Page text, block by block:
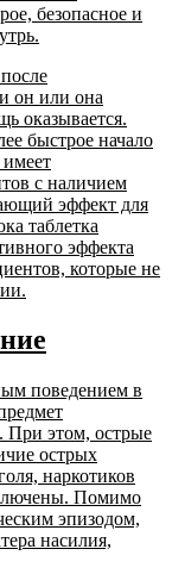
безопасное и
он или она
оказывается.
быстрое начало
с наличием
эффект для
таблетка
эффекта
которые не
поведением в
При этом, острые
острых
наркотиков
Помимо
эпизодом,
насилия,